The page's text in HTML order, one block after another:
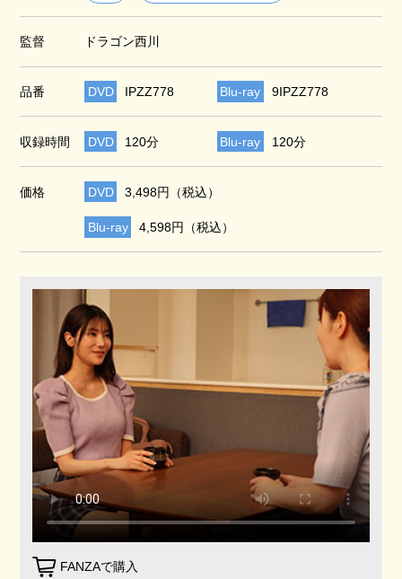
監督 ドラゴン西川
品番 DVD IPZZ778 Blu-ray 9IPZZ778
収録時間 DVD 120分 Blu-ray 120分
価格 DVD 3,498円（税込）
Blu-ray 4,598円（税込）
FANZAで購入